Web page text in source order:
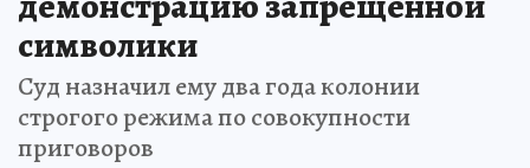
символики
Суд назначил ему два года колонии
строгого режима по совокупности
приговоров